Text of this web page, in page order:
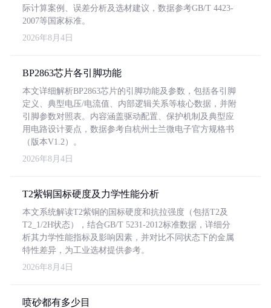
际计算案例、误差分析及选材建议，数据参考GB/T 4423-
2007等国家标准。
2026年8月4日
BP2863芯片各引脚功能
本文详细解析BP2863芯片的引脚功能及参数，包括各引脚
定义、典型电压/电流值、内部逻辑关系等核心数据，并附
引脚参数对照表。内容涵盖驱动配置、保护机制及典型应
用电路设计要点，数据参考自杭州士兰微电子官方规格书
（版本V1.2）。
2026年8月4日
T2紫铜国标硬度及力学性能分析
本文系统解读T2紫铜的国标硬度和抗拉强度（包括T2及
T2_1/2H状态），结合GB/T 5231-2012标准数据，详细分
析其力学性能指标及影响因素，并对比不同状态下的金属
特性差异，为工业选材提供参考。
2026年8月4日
喷砂都有多少目